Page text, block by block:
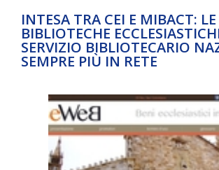
INTESA TRA CEI E MIBACT: LE
BIBLIOTECHE
SERVIZIO BIBLIOTECARIO
SEMPRE PIÙ IN RETE